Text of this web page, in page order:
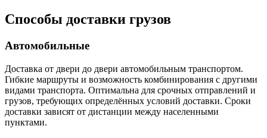
Способы доставки грузов
Автомобильные
Доставка от двери до двери автомобильным транспортом.
Гибкие маршруты и возможность комбинирования с другими
видами транспорта. Оптимальна для срочных отправлений и
грузов, требующих определённых условий доставки. Сроки
доставки зависят от дистанции между населенными
пунктами.